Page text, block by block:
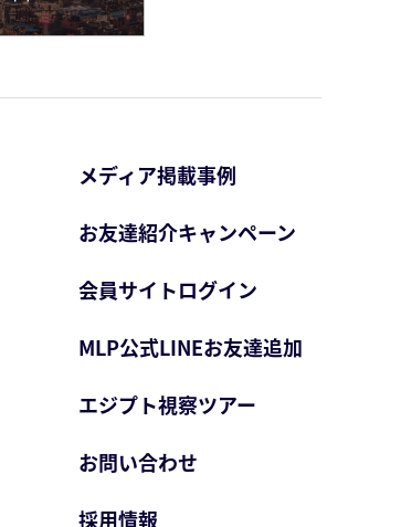
メディア掲載事例
お友達紹介キャンペーン
会員サイトログイン
MLP公式LINEお友達追加
エジプト視察ツアー
お問い合わせ
採用情報